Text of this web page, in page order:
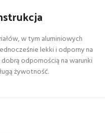
w tym aluminiowych
lekki i odporny na
odpornością na warunki
żywotność.